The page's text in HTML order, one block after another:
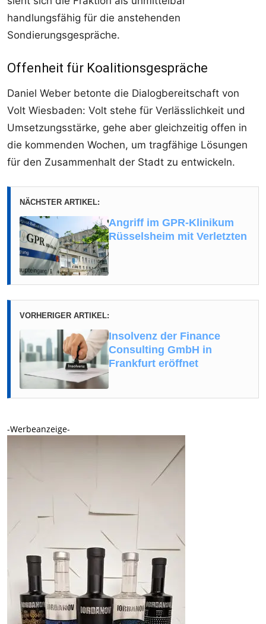
handlungsfähig für die anstehenden
Sondierungsgespräche.
Offenheit für Koalitionsgespräche
Daniel Weber betonte die Dialogbereitschaft von
Volt Wiesbaden: Volt stehe für Verlässlichkeit und
Umsetzungsstärke, gehe aber gleichzeitig offen in
die kommenden Wochen, um tragfähige Lösungen
für den Zusammenhalt der Stadt zu entwickeln.
NÄCHSTER ARTIKEL:
Angriff im GPR-Klinikum
Rüsselsheim mit Verletzten
VORHERIGER ARTIKEL:
Insolvenz der Finance
Consulting GmbH in
Frankfurt eröffnet
-Werbeanzeige-